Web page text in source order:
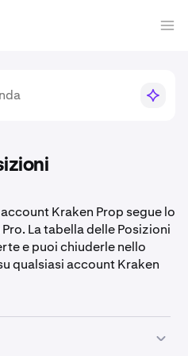
Kraken Prop segue lo
La tabella delle Posizioni
e puoi chiuderle nello
qualsiasi account Kraken